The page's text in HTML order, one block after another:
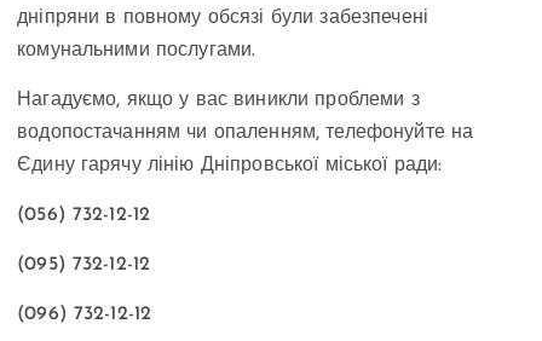
дніпряни в повному обсязі були забезпечені
комунальними послугами.
Нагадуємо, якщо у вас виникли проблеми з
водопостачанням чи опаленням, телефонуйте на
Єдину гарячу лінію Дніпровської міської ради:
(056) 732-12-12
(095) 732-12-12
(096) 732-12-12